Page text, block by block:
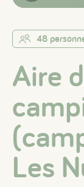
48
Aire
Les